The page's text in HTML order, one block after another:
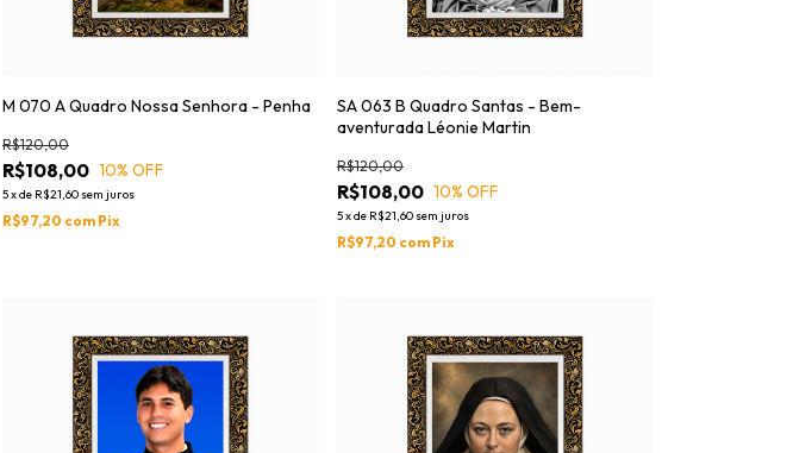
M 070 A Quadro Nossa Senhora - Penha
R$108,00
R$120,00
10% OFF
5xde R$21,60 sem juros
R$97,20 com Pix
SA 063 B Quadro Santas - Bem-
aventurada Léonie Martin
R$108,00
R$120,00
10% OFF
5xde R$21,60 sem juros
R$97,20 com Pix